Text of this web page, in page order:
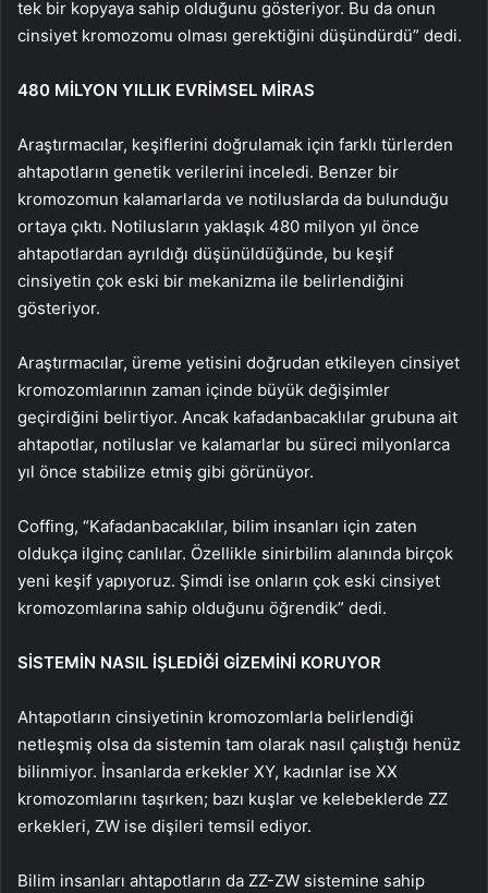
tek bir kopyaya sahip olduğunu gösteriyor. Bu da onun
cinsiyet kromozomu olması gerektiğini düşündürdü” dedi.
480 MİLYON YILLIK EVRİMSEL MİRAS
Araştırmacılar, keşiflerini doğrulamak için farklı türlerden
ahtapotların genetik verilerini inceledi. Benzer bir
kromozomun kalamarlarda ve notiluslarda da bulunduğu
ortaya çıktı. Notilusların yaklaşık 480 milyon yıl önce
ahtapotlardan ayrıldığı düşünüldüğünde, bu keşif
cinsiyetin çok eski bir mekanizma ile belirlendiğini
gösteriyor.
Araştırmacılar, üreme yetisini doğrudan etkileyen cinsiyet
kromozomlarının zaman içinde büyük değişimler
geçirdiğini belirtiyor. Ancak kafadanbacaklılar grubuna ait
ahtapotlar, notiluslar ve kalamarlar bu süreci milyonlarca
yıl önce stabilize etmiş gibi görünüyor.
Coffing, “Kafadanbacaklılar, bilim insanları için zaten
oldukça ilginç canlılar. Özellikle sinirbilim alanında birçok
yeni keşif yapıyoruz. Şimdi ise onların çok eski cinsiyet
kromozomlarına sahip olduğunu öğrendik” dedi.
SİSTEMİN NASIL İŞLEDİĞİ GİZEMİNİ KORUYOR
Ahtapotların cinsiyetinin kromozomlarla belirlendiği
netleşmiş olsa da sistemin tam olarak nasıl çalıştığı henüz
bilinmiyor. İnsanlarda erkekler XY, kadınlar ise XX
kromozomlarını taşırken; bazı kuşlar ve kelebeklerde ZZ
erkekleri, ZW ise dişileri temsil ediyor.
Bilim insanları ahtapotların da ZZ-ZW sistemine sahip